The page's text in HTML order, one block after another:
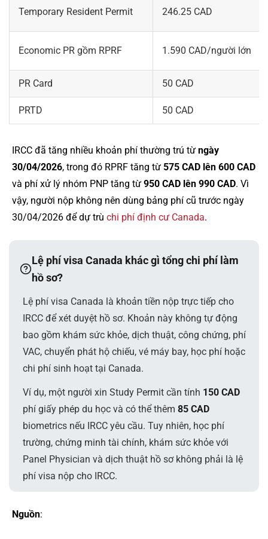
Temporary Resident Permit 246.25 CAD
Economic PR gồm RPRF 1.590 CAD/người lớn
PR Card 50 CAD
PRTD 50 CAD
IRCC đã tăng nhiều khoản phí thường trú từ ngày
30/04/2026, trong đó RPRF tăng từ 575 CAD lên 600 CAD
và phí xử lý nhóm PNP tăng từ 950 CAD lên 990 CAD. Vì
vậy, người nộp không nên dùng bảng phí cũ trước ngày
30/04/2026 để dự trù chi phí định cư Canada.
Lệ phí visa Canada khác gì tổng chi phí làm
hồ sơ?
Lệ phí visa Canada là khoản tiền nộp trực tiếp cho
IRCC để xét duyệt hồ sơ. Khoản này không tự động
bao gồm khám sức khỏe, dịch thuật, công chứng, phí
VAC, chuyển phát hộ chiếu, vé máy bay, học phí hoặc
chi phí sinh hoạt tại Canada.
Ví dụ, một người xin Study Permit cần tính 150 CAD
phí giấy phép du học và có thể thêm 85 CAD
biometrics nếu IRCC yêu cầu. Tuy nhiên, học phí
trường, chứng minh tài chính, khám sức khỏe với
Panel Physician và dịch thuật hồ sơ không phải là lệ
phí visa nộp cho IRCC.
Nguồn: